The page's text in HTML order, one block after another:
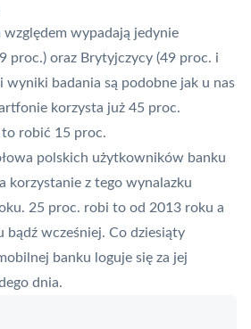
względem wypadają jedynie
proc.) oraz Brytyjczycy (49 proc. i
wyniki badania są podobne jak u nas
korzysta już 45 proc.
to robić 15 proc.
polskich użytkowników banku
korzystanie z tego wynalazku
25 proc. robi to od 2013 roku a
bądź wcześniej. Co dziesiąty
banku loguje się za jej
dnia.